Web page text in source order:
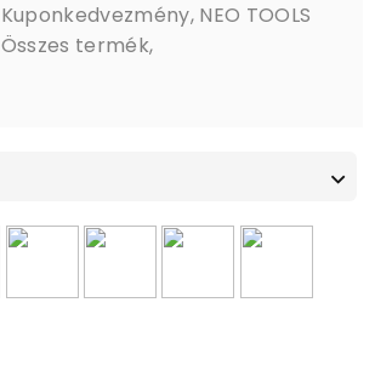
Kuponkedvezmény, NEO TOOLS
Összes termék,